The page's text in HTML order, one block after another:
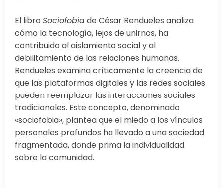
El libro Sociofobiade César Rendueles analiza
cómo la tecnología, lejos de unirnos, ha
contribuido al aislamiento social y al
debilitamiento de las relaciones humanas.
Rendueles examina críticamente la creencia de
que las plataformas digitales y las redes sociales
pueden reemplazar las interacciones sociales
tradicionales. Este concepto, denominado
«sociofobia», plantea que el miedo a los vínculos
personales profundos ha llevado a una sociedad
fragmentada, donde prima la individualidad
sobre la comunidad.